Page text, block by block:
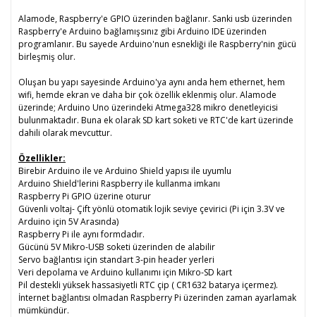
Alamode, Raspberry'e GPIO üzerinden bağlanır. Sanki usb üzerinden
Raspberry'e Arduino bağlamışsınız gibi Arduino IDE üzerinden
programlanır. Bu sayede Arduino'nun esnekliği ile Raspberry'nin gücü
birleşmiş olur.
Oluşan bu yapı sayesinde Arduino'ya aynı anda hem ethernet, hem
wifi, hemde ekran ve daha bir çok özellik eklenmiş olur. Alamode
üzerinde; Arduino Uno üzerindeki Atmega328 mikro denetleyicisi
bulunmaktadır. Buna ek olarak SD kart soketi ve RTC'de kart üzerinde
dahili olarak mevcuttur.
Özellikler:
Birebir Arduino ile ve Arduino Shield yapısı ile uyumlu
Arduino Shield'lerini Raspberry ile kullanma imkanı
Raspberry Pi GPIO üzerine oturur
Güvenli voltaj- Çift yönlü otomatik lojik seviye çevirici (Pi için 3.3V ve
Arduino için 5V Arasında)
Raspberry Pi ile aynı formdadır.
Gücünü 5V Mikro-USB soketi üzerinden de alabilir
Servo bağlantısı için standart 3-pin header yerleri
Veri depolama ve Arduino kullanımı için Mikro-SD kart
Pil destekli yüksek hassasiyetli RTC çip ( CR1632 batarya içermez).
İnternet bağlantısı olmadan Raspberry Pi üzerinden zaman ayarlamak
mümkündür.